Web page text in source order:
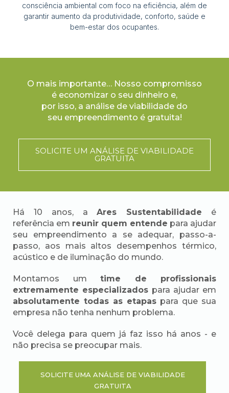
consciência ambiental com foco na eficiência, além de
garantir aumento da produtividade, conforto, saúde e
bem-estar dos ocupantes.
O mais importante… Nosso compromisso
é economizar o seu dinheiro e,
por isso, a análise de viabilidade do
seu empreendimento é gratuita!
SOLICITE UM ANÁLISE DE VIABILIDADE
GRATUITA
Há 10 anos, aAres Sustentabilidade é
referência em reunir quem entende para ajudar
seu empreendimento a se adequar, passo-a-
passo, aos mais altos desempenhos térmico,
acústico e de iluminação do mundo.
Montamos um time de profissionais
extremamente especializados para ajudar em
absolutamente todas as etapas para que sua
empresa não tenha nenhum problema.
Você delega para quem já faz isso há anos - e
não precisa se preocupar mais.
SOLICITE UMA ANÁLISE DE VIABILIDADE
GRATUITA